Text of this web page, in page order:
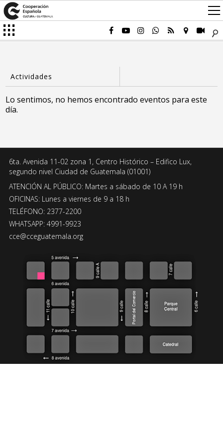
Lo sentimos, no hemos encontrado eventos para este
día.
6ta. Avenida 11-02 zona 1, Centro Histórico – Edifico Lux,
segundo nivel Ciudad de Guatemala (01001)
ATENCIÓN AL PÚBLICO: Martes a sábado de 10 A 19 h
OFICINAS: Lunes a viernes de 9 a 18 h
TELÉFONO: 2377-2200
WHATSAPP: 4991-9923
cce@cceguatemala.org